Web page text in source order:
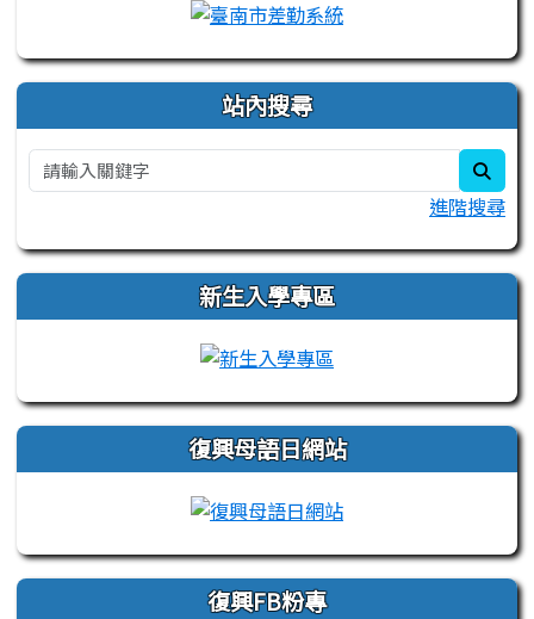
站內搜尋
進階搜尋
新生入學專區
復興母語日網站
link to https://
復興FB粉專